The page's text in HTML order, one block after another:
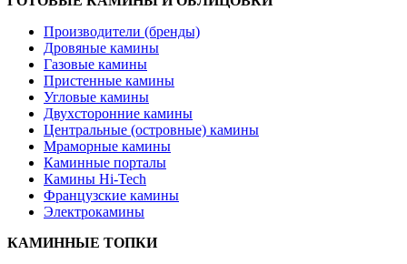
Производители (бренды)
Дровяные камины
Газовые камины
Пристенные камины
Угловые камины
Двухсторонние камины
Центральные (островные) камины
Мраморные камины
Каминные порталы
Камины Hi-Tech
Французские камины
Электрокамины
КАМИННЫЕ ТОПКИ